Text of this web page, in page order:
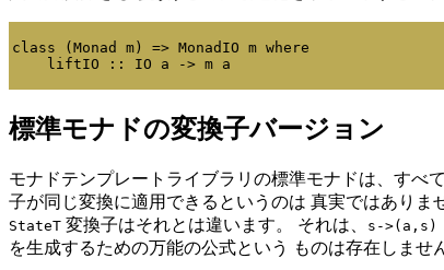
class (Monad m) => MonadIO m where
標準モナドの変換子バージョン
モナドテンプレートライブラリの標準モナドは、すべ
子が同じ変換に適用できるというのは 真実ではありま
StateT 変換子はそれとは違います。 それは、 s->(a,s)
を生成するための万能の公式という ものは存在しま